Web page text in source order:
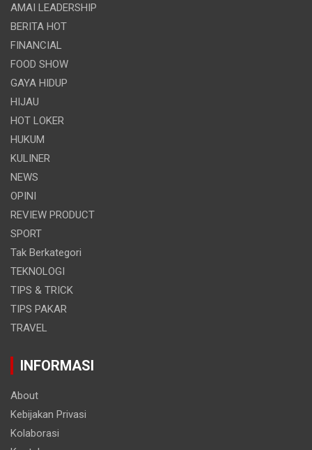
AMAI LEADERSHIP
BERITA HOT
FINANCIAL
FOOD SHOW
GAYA HIDUP
HIJAU
HOT LOKER
HUKUM
KULINER
NEWS
OPINI
REVIEW PRODUCT
SPORT
Tak Berkategori
TEKNOLOGI
TIPS & TRICK
TIPS PAKAR
TRAVEL
INFORMASI
About
Kebijakan Privasi
Kolaborasi